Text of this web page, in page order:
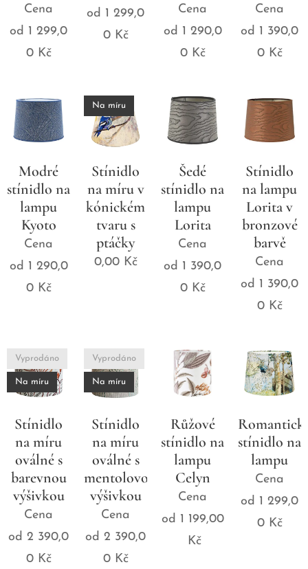
Cena
od 1 299,0
0Kč
od 1 299,0
0Kč
Cena
od 1 290,0
0Kč
Cena
od 1 390,0
0Kč
Modré
stínidlo na
lampu
Kyoto
Cena
od 1 290,0
0Kč
Stínidlo
na míru v
kónickém
tvaru s
ptáčky
Na míru
0,00Kč
Šedé
stínidlo na
lampu
Lorita
Cena
od 1 390,0
0Kč
Stínidlo
na lampu
Lorita v
bronzové
barvě
Cena
od 1 390,0
0Kč
Stínidlo
na míru
oválné s
barevnou
výšivkou
Vyprodáno
Na míru
Cena
od 2 390,0
0Kč
Stínidlo
na míru
oválné s
mentolovou
výšivkou
Vyprodáno
Na míru
Cena
od 2 390,0
0Kč
Růžové
stínidlo na
lampu
Celyn
Cena
od 1 199,00
Kč
stínidlo na
lampu
Cena
od 1 299,0
0Kč